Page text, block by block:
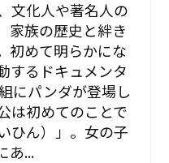
文化人や著名人の
家族の歴史と絆き
初めて明らかにな
するドキュメンタ
にパンダが登場し
は初めてのことで
ひん）」。女の子
あ...